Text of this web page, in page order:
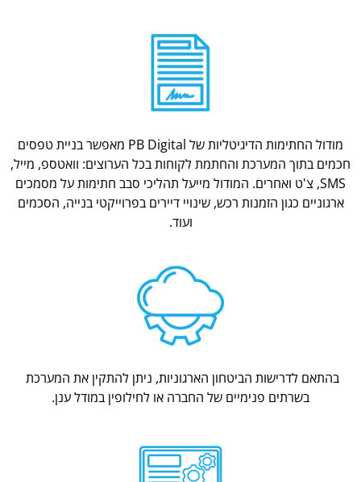
מודול החתימות הדיגיטליות של PB Digital מאפשר בניית טפסים
חכמים בתוך המערכת והחתמת לקוחות בכל הערוצים: וואטספ, מייל,
SMS, צ'ט ואחרים. המודול מייעל תהליכי סבב חתימות על מסמכים
ארגוניים כגון הזמנות רכש, שינויי דיירים בפרוייקטי בנייה, הסכמים
ועוד.
בהתאם לדרישות הביטחון הארגוניות, ניתן להתקין את המערכת
בשרתים פנימיים של החברה או לחילופין במודל ענן.